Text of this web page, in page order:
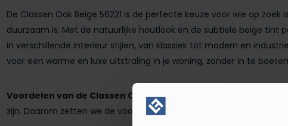
De Classen Oak Beige 56221 is de perfecte keuze voor wie op zoek
duurzaam is. Met de natuurlijke houtlook en de subtiele beige tint
in verschillende interieur stijlen, van klassiek tot modern en
voor een warme en luxe uitstraling in je woning, zonder in te
Voordelen van de Classen Oak collectie:
zijn. Daarom zetten we de voordelen van de Classen Oak collectie